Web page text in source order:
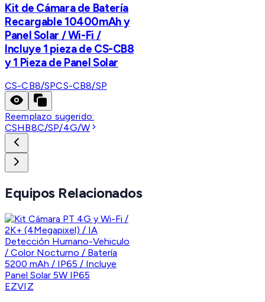
Kit de Cámara de Batería
Recargable 10400mAh y
Panel Solar / Wi-Fi /
Incluye 1 pieza de CS-CB8
y 1 Pieza de Panel Solar
CS-CB8/SPCS-CB8/SP
Reemplazo sugerido:
CSHB8C/SP/4G/W
Equipos Relacionados
EZVIZ